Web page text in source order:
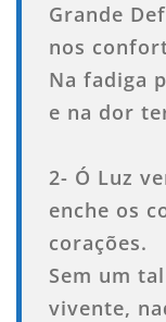
Grande
nos
Na fadiga
e na dor
2- Ó Luz
enche os
corações.
Sem um
vivente,